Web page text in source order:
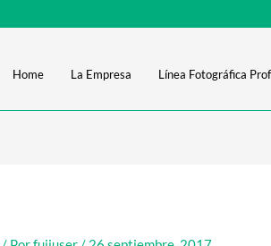
Home La Empresa Línea Fotográfica